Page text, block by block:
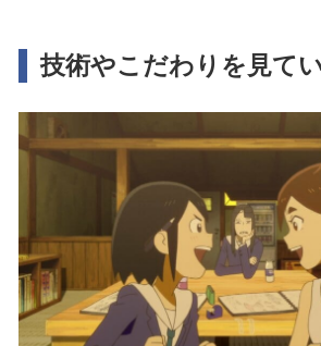
技術やこだわりを見て